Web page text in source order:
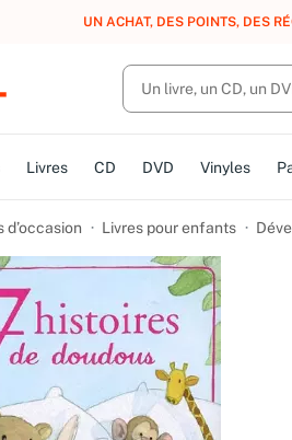
UN ACHAT, DES POINTS, DES
Livres CD DVD Vinyles
d’occasion Livres pour enfants